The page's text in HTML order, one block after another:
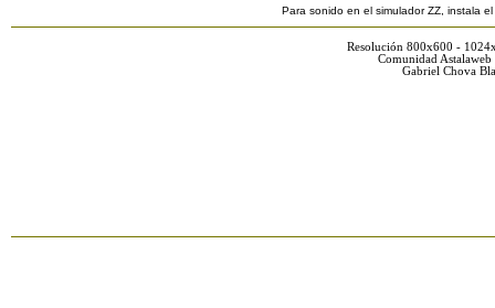
Para sonido en el simulador ZZ, instala
Resolución 800x600 -
Comunidad
Gabriel Chova